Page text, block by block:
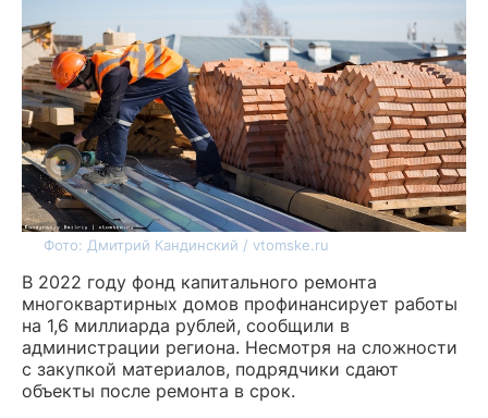
Фото: Дмитрий Кандинский / vtomske.ru
В 2022 году фонд капитального ремонта
многоквартирных домов профинансирует работы
на 1,6 миллиарда рублей, сообщили в
администрации региона. Несмотря на сложности
с закупкой материалов, подрядчики сдают
объекты после ремонта в срок.